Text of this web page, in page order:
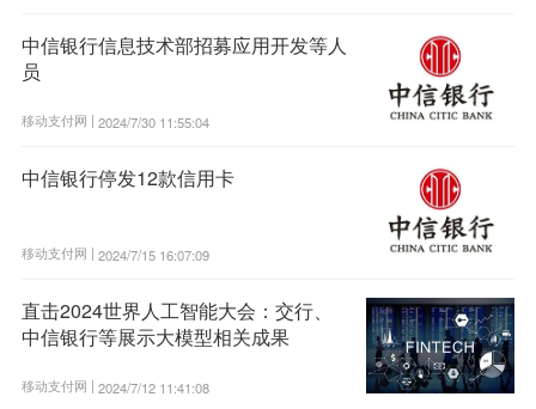
中信银行信息技术部招募应用开发等人
员
移动支付网 | 2024/7/30 11:55:04
中信银行停发12款信用卡
移动支付网 | 2024/7/15 16:07:09
直击2024世界人工智能大会：交行、
中信银行等展示大模型相关成果
移动支付网 | 2024/7/12 11:41:08